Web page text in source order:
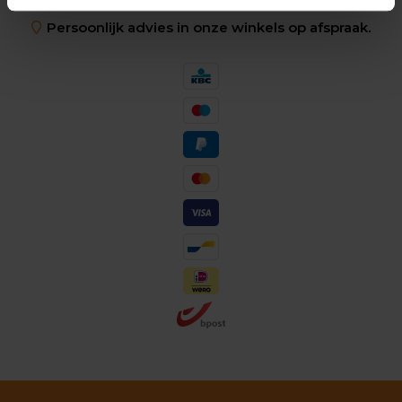
Persoonlijk advies in onze winkels op afspraak.